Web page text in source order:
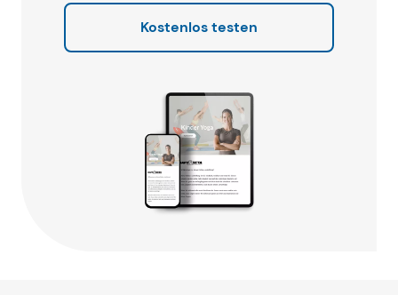
Kostenlos testen